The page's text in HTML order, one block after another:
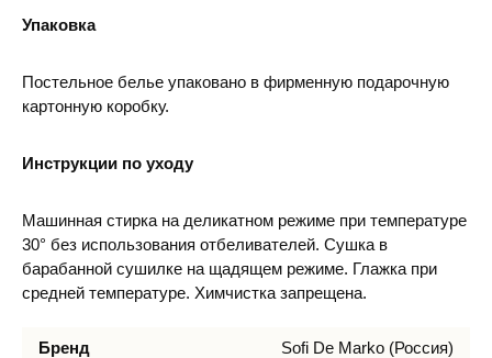
Упаковка
Постельное белье упаковано в фирменную подарочную
картонную коробку.
Инструкции по уходу
Машинная стирка на деликатном режиме при температуре
30° без использования отбеливателей. Сушка в
барабанной сушилке на щадящем режиме. Глажка при
средней температуре. Химчистка запрещена.
Бренд Sofi De Marko (Россия)